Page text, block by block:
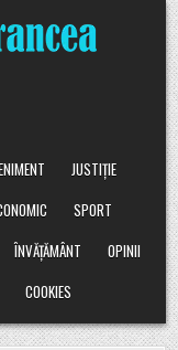
JUSTIȚIE
SPORT
ÎNVĂȚĂMÂNT
OPINII
COOKIES